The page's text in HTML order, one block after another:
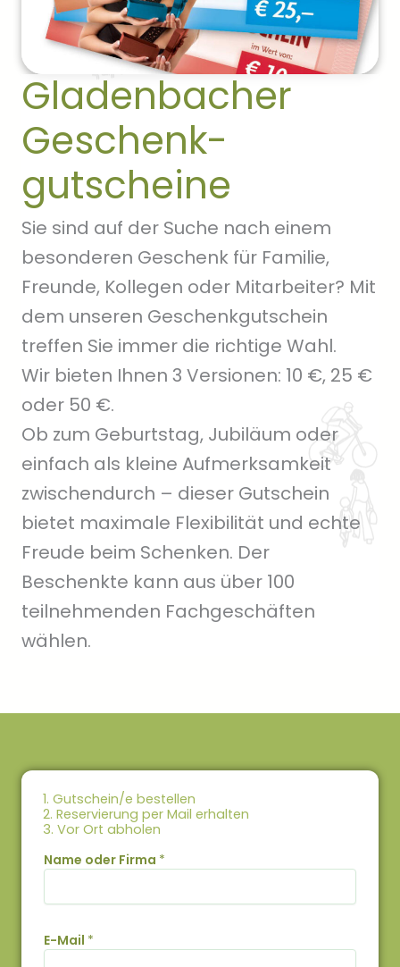
Gladenbacher
Geschenk-
gutscheine
Sie sind auf der Suche nach einem
besonderen Geschenk für Familie,
Freunde, Kollegen oder Mitarbeiter? Mit
dem unseren Geschenkgutschein
treffen Sie immer die richtige Wahl.
Wir bieten Ihnen 3 Versionen: 10 €, 25 €
oder 50 €.
Ob zum Geburtstag, Jubiläum oder
einfach als kleine Aufmerksamkeit
zwischendurch – dieser Gutschein
bietet maximale Flexibilität und echte
Freude beim Schenken. Der
Beschenkte kann aus über 100
teilnehmenden Fachgeschäften
wählen.
1. Gutschein/e bestellen
2. Reservierung per Mail erhalten
3. Vor Ort abholen
Name oder Firma *
E-Mail *